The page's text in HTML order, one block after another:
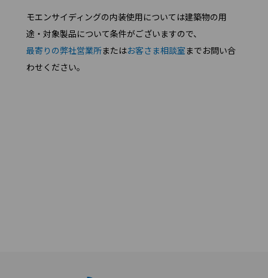
モエンサイディングの内装使用については建築物の用
途・対象製品について条件がございますので、
最寄りの弊社営業所またはお客さま相談室までお問い合
わせください。